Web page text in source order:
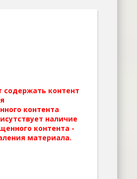
содержать контент
контента
наличие
контента -
материала.